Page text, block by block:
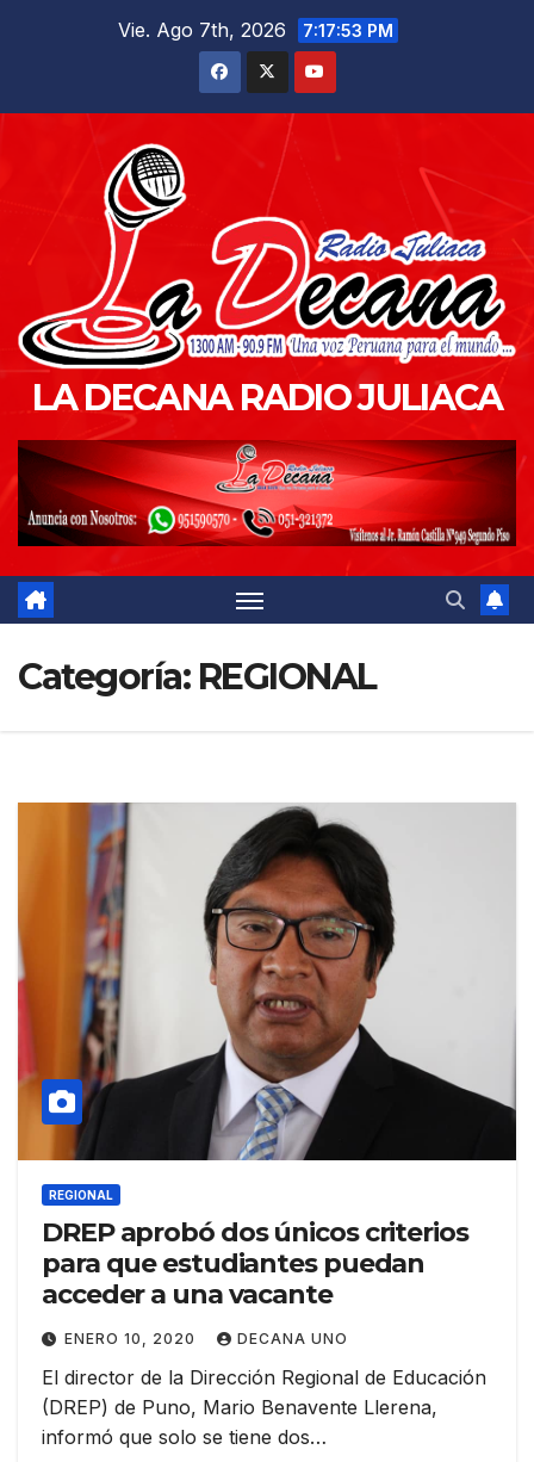
Vie. Ago 7th, 2026 7:17:54 PM
LA DECANA RADIO JULIACA
Categoría: REGIONAL
REGIONAL
DREP aprobó dos únicos criterios
para que estudiantes puedan
acceder a una vacante
ENERO 10, 2020 DECANA UNO
El director de la Dirección Regional de Educación
(DREP) de Puno, Mario Benavente Llerena,
informó que solo se tiene dos…